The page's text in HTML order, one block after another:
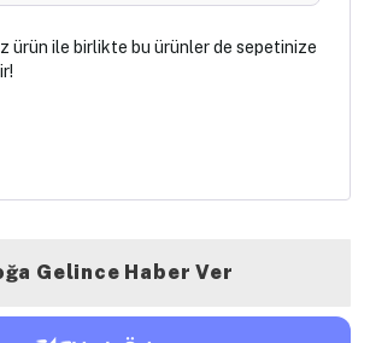
ürün ile birlikte bu ürünler de sepetinize
Gelince Haber Ver